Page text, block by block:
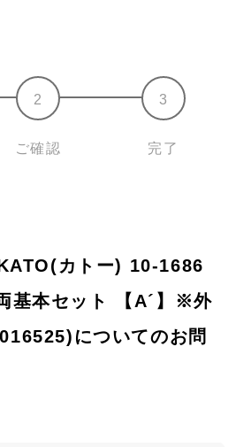
ご確認 完了
カトー) 10-1686
基本セット 【A´】※外
についてのお問